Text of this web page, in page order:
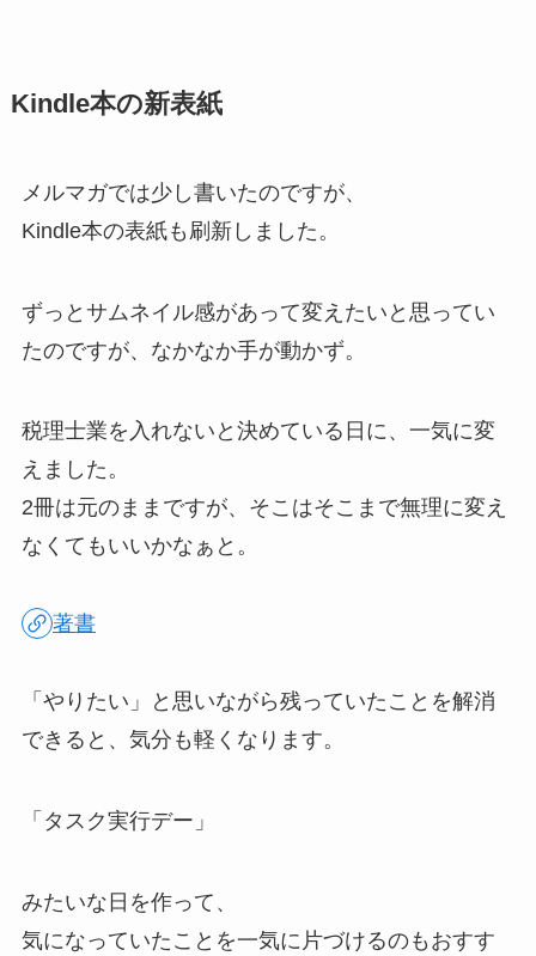
Kindle本の新表紙
メルマガでは少し書いたのですが、
Kindle本の表紙も刷新しました。
ずっとサムネイル感があって変えたいと思ってい
たのですが、なかなか手が動かず。
税理士業を入れないと決めている日に、一気に変
えました。
2冊は元のままですが、そこはそこまで無理に変え
なくてもいいかなぁと。
著書
「やりたい」と思いながら残っていたことを解消
できると、気分も軽くなります。
「タスク実行デー」
みたいな日を作って、
気になっていたことを一気に片づけるのもおすす